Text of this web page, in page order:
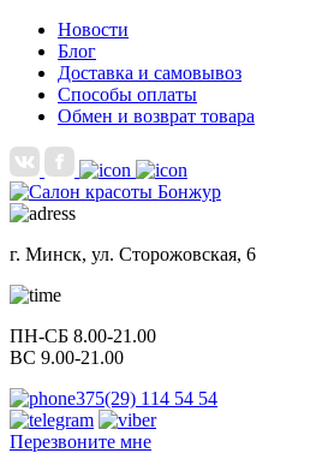
Новости
Блог
Доставка и самовывоз
Способы оплаты
Обмен и возврат товара
г. Минск, ул. Сторожовская, 6
ПН-СБ 8.00-21.00
ВС 9.00-21.00
375(29) 114 54 54
Перезвоните мне